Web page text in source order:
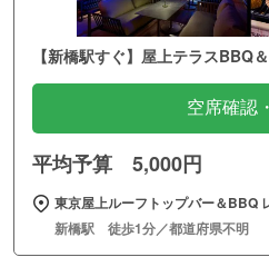
【新橋駅すぐ】屋上テラスBBQ
空席確認
平均予算 5,000円
東京屋上ルーフトップバー＆BBQ
新橋駅 徒歩1分／都道府県不明